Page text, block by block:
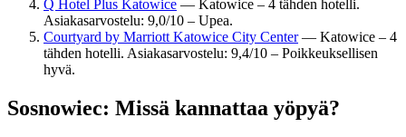
Q Hotel Plus Katowice — Katowice – 4 tähden hotelli.
Asiakasarvostelu: 9,0/10 – Upea.
Courtyard by Marriott Katowice City Center— Katowice – 4
tähden hotelli. Asiakasarvostelu: 9,4/10 – Poikkeuksellisen
hyvä.
Sosnowiec: Missä kannattaa yöpyä?